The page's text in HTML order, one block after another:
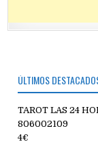
ÚLTIMOS
TAROT LAS 24
806002109
4€